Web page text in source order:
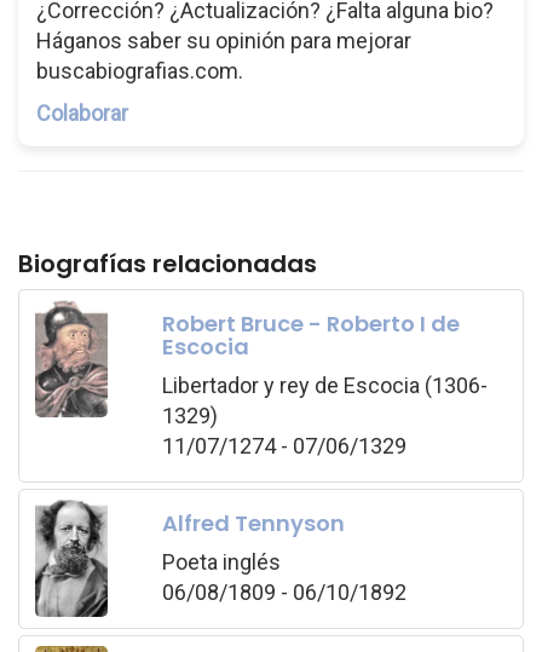
¿Corrección? ¿Actualización? ¿Falta alguna bio?
Háganos saber su opinión para mejorar
buscabiografias.com.
Colaborar
Biografías relacionadas
Robert Bruce - Roberto I de
Escocia
Libertador y rey de Escocia (1306-
1329)
11/07/1274 - 07/06/1329
Alfred Tennyson
Poeta inglés
06/08/1809 - 06/10/1892